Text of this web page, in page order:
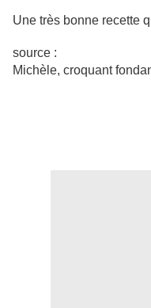
Une très bonne recette
source :
Michèle, croquant